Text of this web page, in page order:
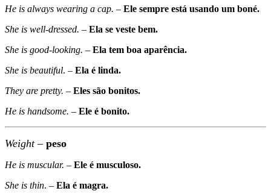
He is always wearing a cap. – Ele sempre está usando um boné.
She is well-dressed. – Ela se veste bem.
She is good-looking. – Ela tem boa aparência.
She is beautiful. – Ela é linda.
They are pretty. – Eles são bonitos.
He is handsome. – Ele é bonito.
Weight– peso
He is muscular. – Ele é musculoso.
She is thin. – Ela é magra.